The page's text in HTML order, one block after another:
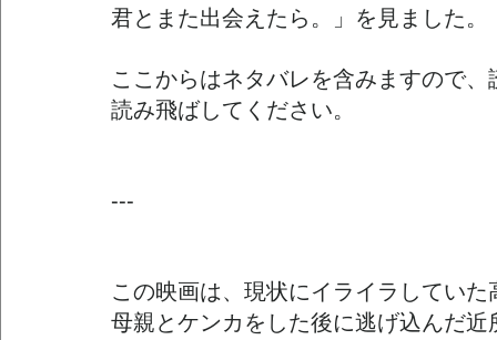
君とまた出会えたら。」を見ました。
ここからはネタバレを含みますので
読み飛ばしてください。
---
この映画は、現状にイライラしてい
母親とケンカをした後に逃げ込んだ近